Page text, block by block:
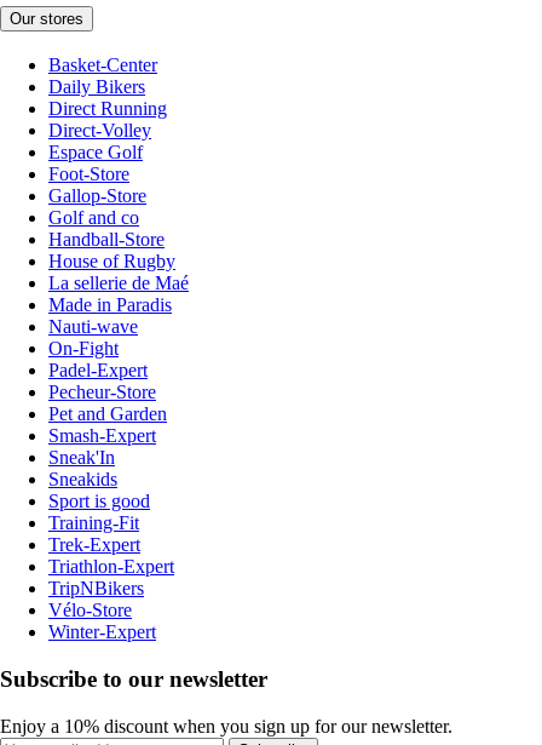
Our stores
Basket-Center
Daily Bikers
Direct Running
Direct-Volley
Espace Golf
Foot-Store
Gallop-Store
Golf and co
Handball-Store
House of Rugby
La sellerie de Maé
Made in Paradis
Nauti-wave
On-Fight
Padel-Expert
Pecheur-Store
Pet and Garden
Smash-Expert
Sneak'In
Sneakids
Sport is good
Training-Fit
Trek-Expert
Triathlon-Expert
TripNBikers
Vélo-Store
Winter-Expert
Subscribe to our newsletter
Enjoy a 10% discount when you sign up for our newsletter.